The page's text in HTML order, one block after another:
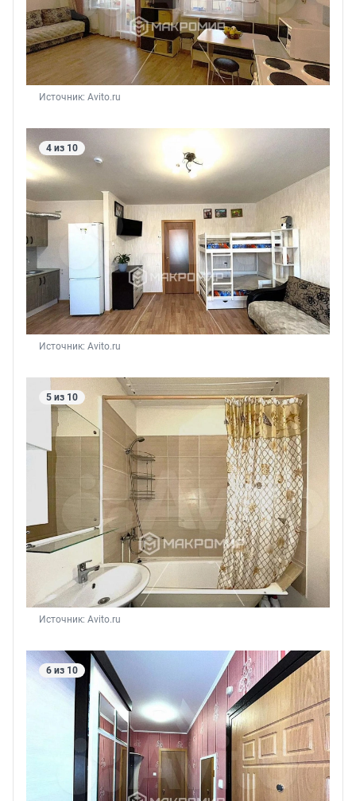
Источник: Avito.ru
4 из 10
Источник: Avito.ru
5 из 10
Источник: Avito.ru
6 из 10